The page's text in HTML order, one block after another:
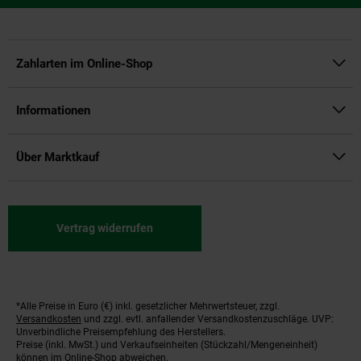
Zahlarten im Online-Shop
Informationen
Über Marktkauf
Vertrag widerrufen
Fußnoten
*Alle Preise in Euro (€) inkl. gesetzlicher Mehrwertsteuer, zzgl.
Versandkosten und zzgl. evtl. anfallender Versandkostenzuschläge. UVP:
Unverbindliche Preisempfehlung des Herstellers.
Preise (inkl. MwSt.) und Verkaufseinheiten (Stückzahl/Mengeneinheit)
können im Online-Shop abweichen.